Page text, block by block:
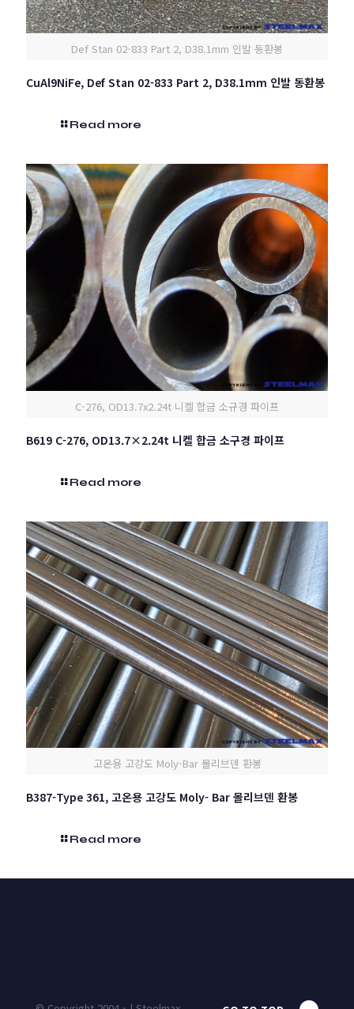
Def Stan 02-833 Part 2, D38.1mm 인발 동환봉
CuAl9NiFe, Def Stan 02-833 Part 2, D38.1mm 인발 동환봉
Read more
C-276, OD13.7x2.24t 니켈 합금 소규경 파이프
B619 C-276, OD13.7×2.24t 니켈 합금 소구경 파이프
Read more
고온용 고강도 Moly-Bar 몰리브덴 환봉
B387-Type 361, 고온용 고강도 Moly- Bar 몰리브덴 환봉
Read more